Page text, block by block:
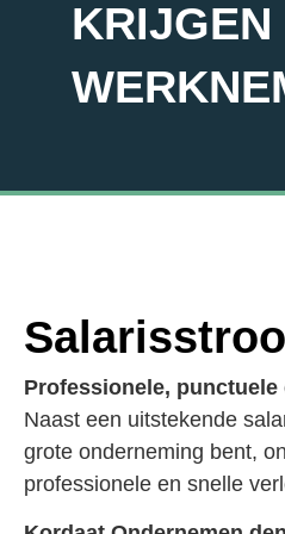
KRIJGEN
Professionele,
Naast een uitstekende
grote onderneming bent,
professionele en snelle